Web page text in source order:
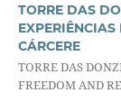
TORRE DAS
CÁRCERE
TORRE DAS
FREEDOM AND